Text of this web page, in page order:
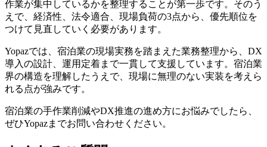
作業が集中しているかを整理することが第一歩です。そのう
えで、経済性、法令適合、現場負荷の3点から、優先順位を
つけて見直していく必要があります。
Yopazでは、宿泊業の現場実務を踏まえた業務整理から、DX
導入の設計、運用定着まで一貫して支援しています。宿泊業
界の構造を理解したうえで、現場に無理のない実装を考えら
れる点が強みです。
宿泊業の手作業削減やDX推進の進め方にお悩みでしたら、
ぜひYopazまでお問い合わせください。